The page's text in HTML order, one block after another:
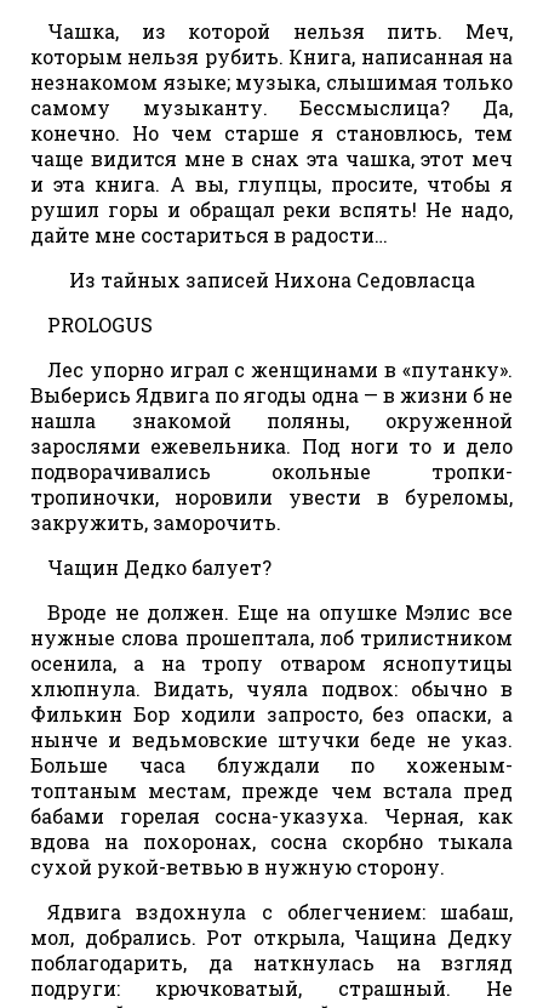
Чашка, из которой нельзя пить. Меч,
которым нельзя рубить. Книга, написанная на
незнакомом языке; музыка, слышимая только
самому музыканту. Бессмыслица? Да,
конечно. Но чем старше я становлюсь, тем
чаще видится мне в снах эта чашка, этот меч
и эта книга. А вы, глупцы, просите, чтобы я
рушил горы и обращал реки вспять! Не надо,
дайте мне состариться в радости…
Из тайных записей Нихона Седовласца
PROLOGUS
Лес упорно играл с женщинами в «путанку».
Выберись Ядвига по ягоды одна — в жизни б не
нашла знакомой поляны, окруженной
зарослями ежевельника. Под ноги то и дело
подворачивались окольные тропки-
тропиночки, норовили увести в буреломы,
закружить, заморочить.
Чащин Дедко балует?
Вроде не должен. Еще на опушке Мэлис все
нужные слова прошептала, лоб трилистником
осенила, а на тропу отваром яснопутицы
хлюпнула. Видать, чуяла подвох: обычно в
Филькин Бор ходили запросто, без опаски, а
нынче и ведьмовские штучки беде не указ.
Больше часа блуждали по хоженым-
топтаным местам, прежде чем встала пред
бабами горелая сосна-указуха. Черная, как
вдова на похоронах, сосна скорбно тыкала
сухой рукой-ветвью в нужную сторону.
Ядвига вздохнула с облегчением: шабаш,
мол, добрались. Рот открыла, Чащина Дедку
поблагодарить, да наткнулась на взгляд
подруги: крючковатый, страшный. Не